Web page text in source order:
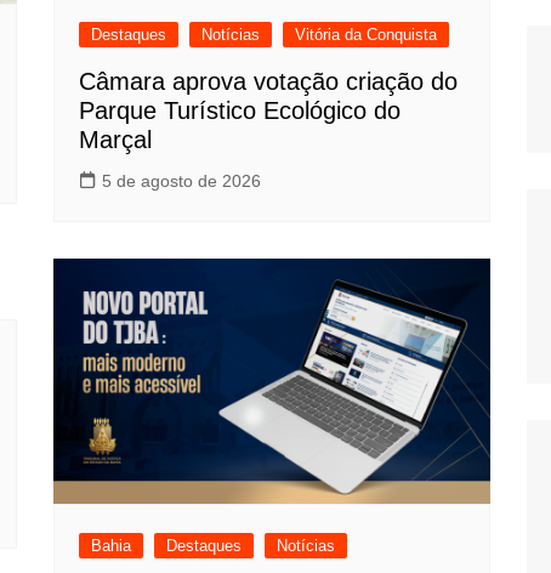
Destaques Notícias Vitória da Conquista
Câmara aprova votação criação do
Parque Turístico Ecológico do
Marçal
5 de agosto de 2026
Bahia Destaques Notícias